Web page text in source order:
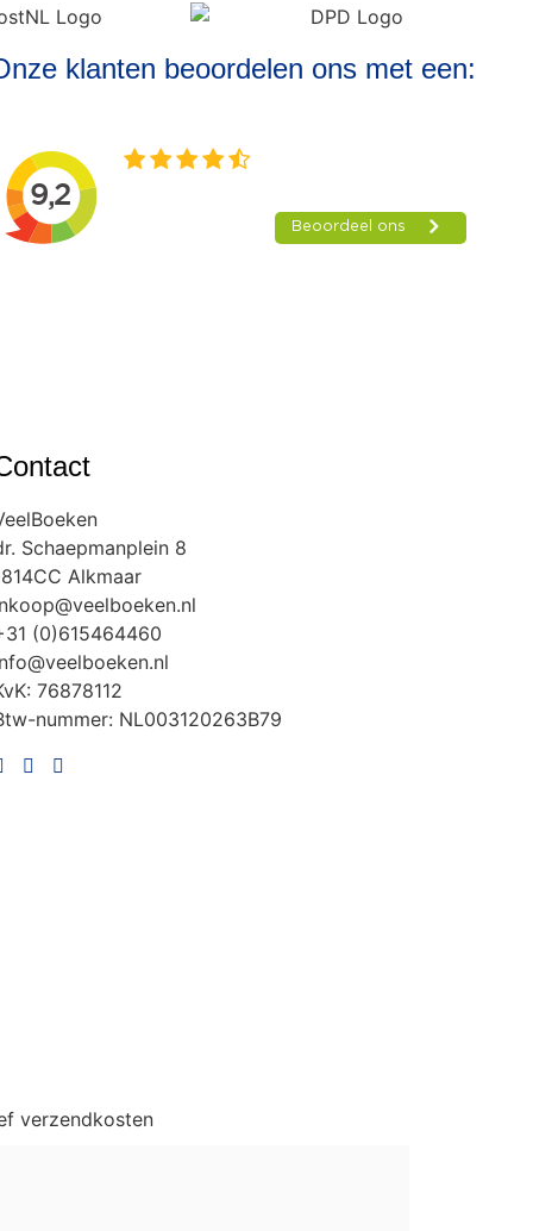
klanten beoordelen ons met een:
Schaepmanplein 8
Alkmaar
(0)615464460
76878112
nummer: NL003120263B79
verzendkosten